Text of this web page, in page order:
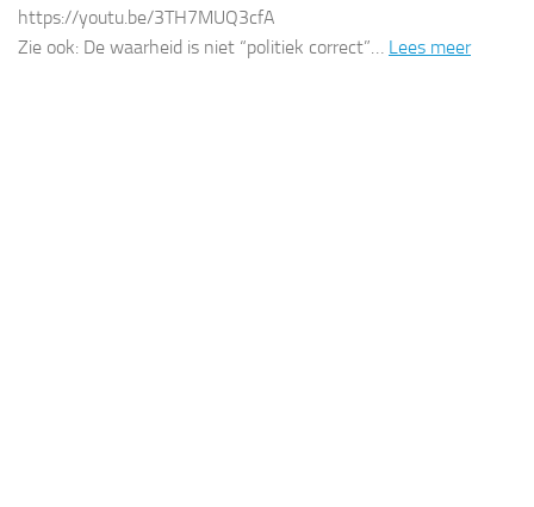
https://youtu.be/3TH7MUQ3cfA
Zie ook: De waarheid is niet “politiek correct”… Lees meer